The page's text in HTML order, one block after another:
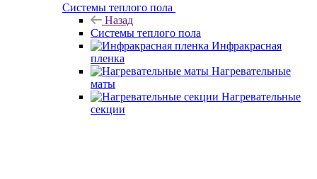
Системы теплого пола
Назад
Системы теплого пола
Инфракрасная
пленка
Нагревательные
маты
Нагревательные
секции